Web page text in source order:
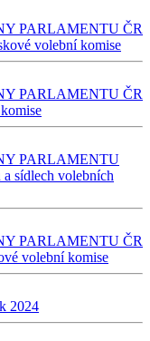
PARLAMENTU ČR
volební komise
PARLAMENTU ČR
PARLAMENTU
sídlech volebních
PARLAMENTU ČR
volební komise
2024